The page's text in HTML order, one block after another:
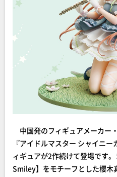
中国発のフィギュアメーカー
『アイドルマスター シャイニ
ィギュアが2作続けて登場です
Smiley】をモチーフとした櫻木